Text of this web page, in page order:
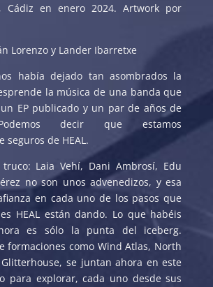
Cádiz en enero 2024. Artwork por
Lorenzo y Lander Ibarretxe
había dejado tan asombrados la
la música de una banda que
EP publicado y un par de años de
decir que estamos
seguros de HEAL.
Laia Vehí, Dani Ambrosí, Edu
no son unos advenedizos, y esa
en cada uno de los pasos que
HEAL están dando. Lo que habéis
es sólo la punta del iceberg.
formaciones como Wind Atlas, North
se juntan ahora en este
para explorar, cada uno desde sus